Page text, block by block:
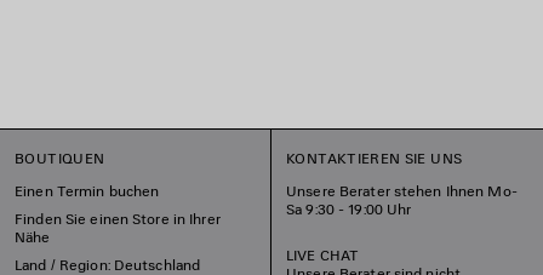
BOUTIQUEN
Einen Termin buchen
Finden Sie einen Store in Ihrer
Nähe
Land / Region: Deutschland
KONTAKTIEREN SIE UNS
Unsere Berater stehen Ihnen Mo-
Sa 9:30 - 19:00 Uhr
LIVE CHAT